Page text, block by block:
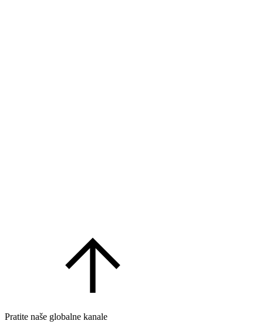
Pratite naše globalne kanale